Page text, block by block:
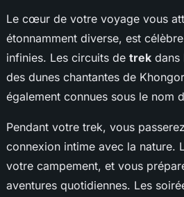
Le cœur de votre voyage vous
étonnamment diverse, est
infinies. Les circuits de trek dans
des dunes chantantes de
également connues sous le nom
Pendant votre trek, vous
connexion intime avec la nature.
votre campement, et vous
aventures quotidiennes. Les